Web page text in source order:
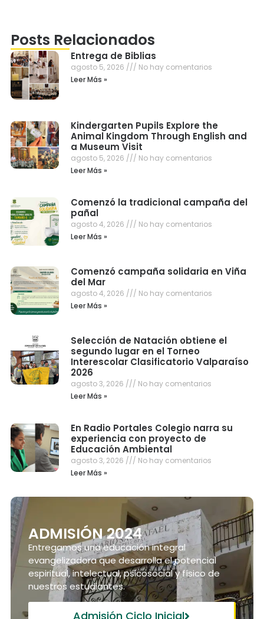
Posts Relacionados
Entrega de Biblias
agosto 5, 2026
No hay comentarios
Leer Más »
Kindergarten Pupils Explore the
Animal Kingdom Through English and
a Museum Visit
agosto 5, 2026
No hay comentarios
Leer Más »
Comenzó la tradicional campaña del
pañal
agosto 4, 2026
No hay comentarios
Leer Más »
Comenzó campaña solidaria en Viña
del Mar
agosto 4, 2026
No hay comentarios
Leer Más »
Selección de Natación obtiene el
segundo lugar en el Torneo
Interescolar Clasificatorio Valparaíso
2026
agosto 3, 2026
No hay comentarios
Leer Más »
En Radio Portales Colegio narra su
experiencia con proyecto de
Educación Ambiental
agosto 3, 2026
No hay comentarios
Leer Más »
ADMISIÓN 2024
Entregamos una educación integral
evangelizadora que desarrolla el potencial
espiritual, intelectual, psicosocial y físico de
nuestros estudiantes.
Admisión Ciclo Inicial